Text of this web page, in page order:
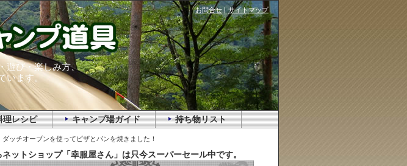
ットショップ「幸服屋さん」は只今スーパーセール中です。
遊び・楽しみ方、
います。
お問合せ | サイトマップ
理レシピ キャンプ場ガイド 持ち物リスト
チオーブンを使ってピザとパンを焼きました！